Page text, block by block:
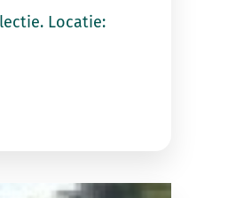
Locatie: